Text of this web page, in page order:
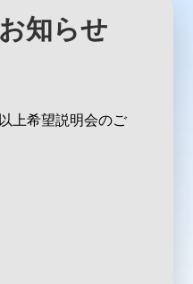
知らせ
上希望説明会のご